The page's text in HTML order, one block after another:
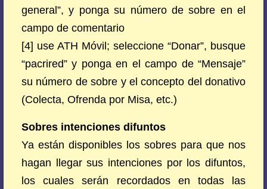
general”, y ponga su número de sobre en el
campo de comentario
[4] use ATH Móvil; seleccione “Donar”, busque
“pacrired” y ponga en el campo de “Mensaje”
su número de sobre y el concepto del donativo
(Colecta, Ofrenda por Misa, etc.)
Sobres intenciones difuntos
Ya están disponibles los sobres para que nos
hagan llegar sus intenciones por los difuntos,
los cuales serán recordados en todas las